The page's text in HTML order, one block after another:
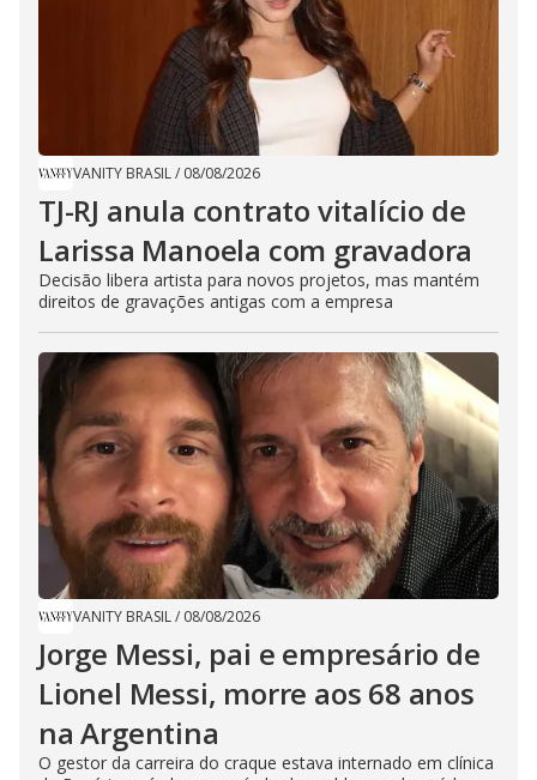
VANITY BRASIL/ 08/08/2026
TJ-RJ anula contrato vitalício de
Larissa Manoela com gravadora
Decisão libera artista para novos projetos, mas mantém
direitos de gravações antigas com a empresa
VANITY BRASIL/ 08/08/2026
Jorge Messi, pai e empresário de
Lionel Messi, morre aos 68 anos
na Argentina
O gestor da carreira do craque estava internado em clínica